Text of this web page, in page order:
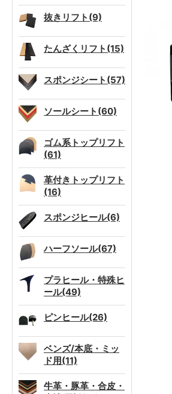
抜きリフト(9)
たんざくリフト(15)
スポンジシート(57)
ソールシート(60)
ゴム系トップリフト
(61)
革付きトップリフト
(16)
スポンジヒール(6)
ハーフソール(67)
プラヒール・特殊ヒ
ール(49)
ピンヒール(26)
ベンズ/本底・ミッ
ド用(11)
牛革・豚革・合皮・